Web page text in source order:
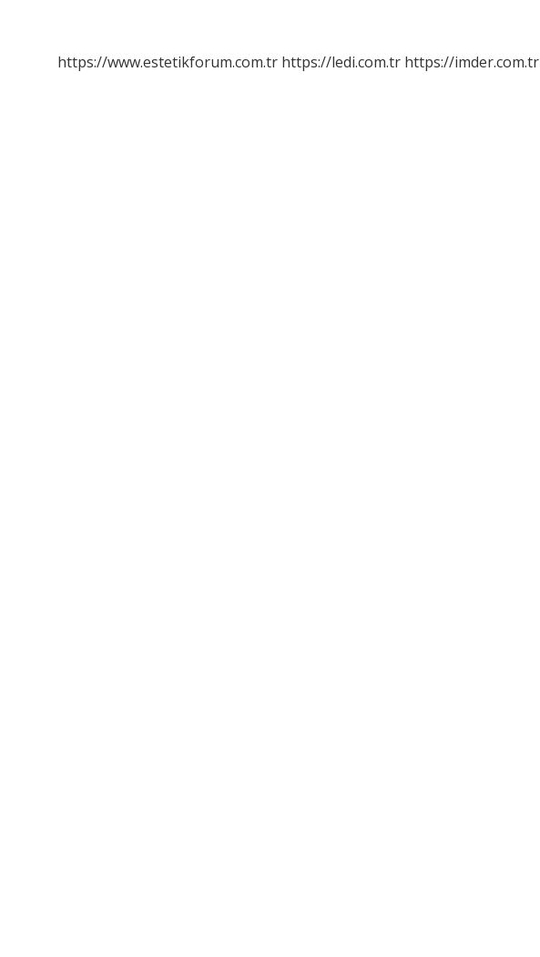
https://www.estetikforum.com.tr https://ledi.com.tr https://imder.com.tr